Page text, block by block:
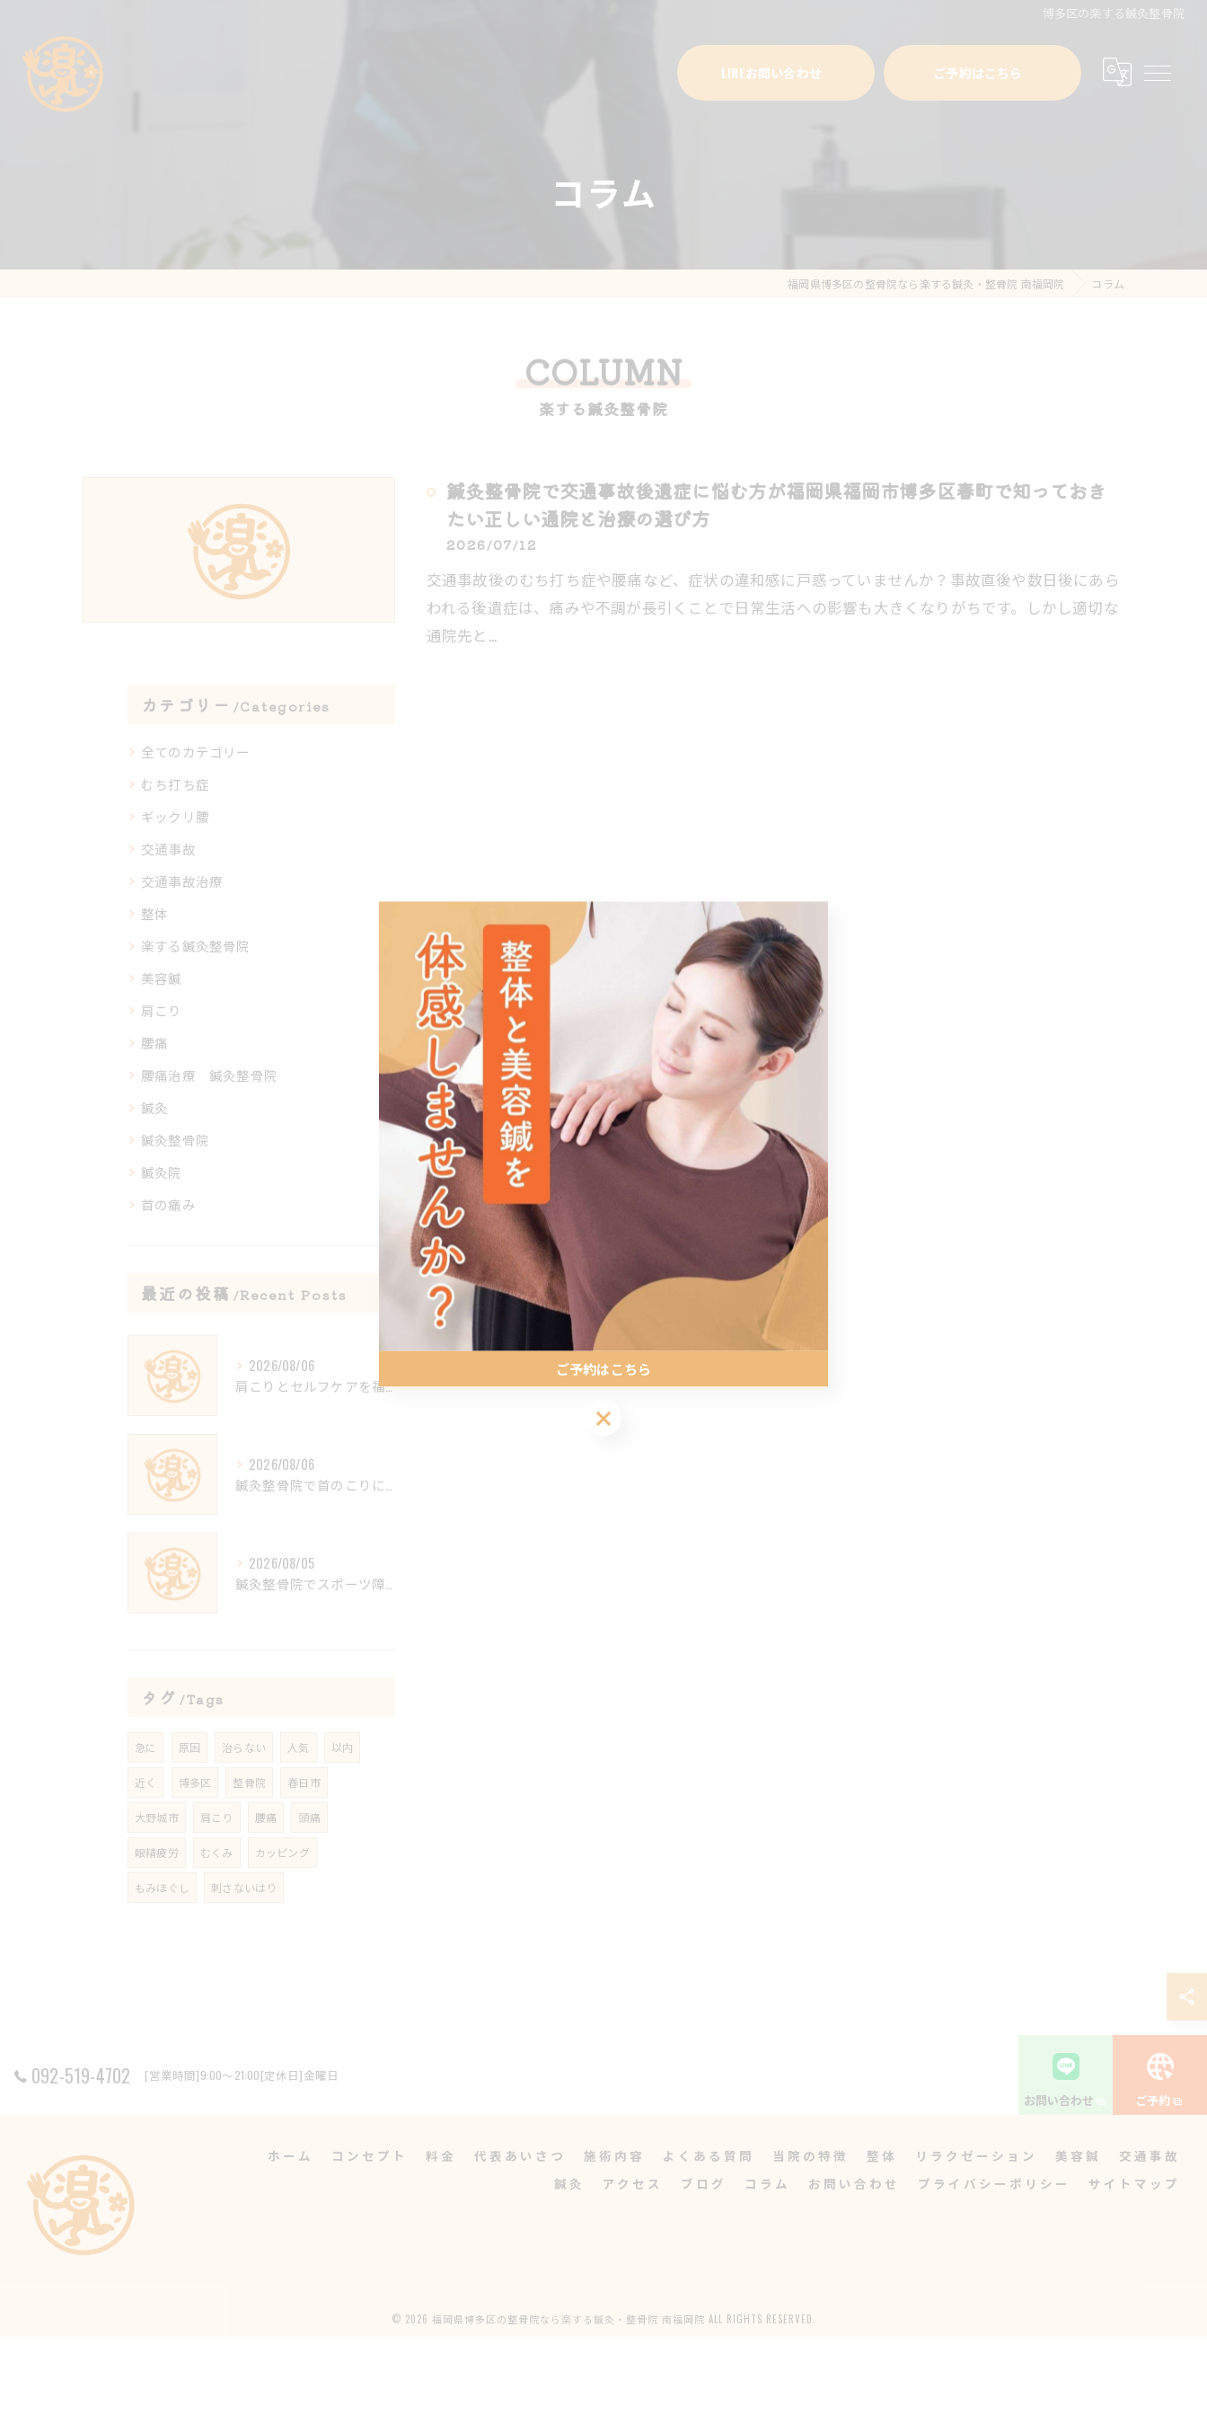
博多区の楽する鍼灸整骨院
LINEお問い合わせ ご予約はこちら
コラム
福岡県博多区の整骨院なら楽する鍼灸・整骨院 南福岡院 コラム
COLUMN
楽する鍼灸整骨院
鍼灸整骨院で交通事故後遺症に悩む方が福岡県福岡市博多区春町で知っておき
たい正しい通院と治療の選び方
2026/07/12
交通事故後のむち打ち症や腰痛など、症状の違和感に戸惑っていませんか？事故直後や数日後にあら
われる後遺症は、痛みや不調が長引くことで日常生活への影響も大きくなりがちです。しかし適切な
通院先と…
カテゴリー Categories
全てのカテゴリー
むち打ち症
ギックリ腰
交通事故
交通事故治療
整体
楽する鍼灸整骨院
美容鍼
肩こり
腰痛
腰痛治療 鍼灸整骨院
鍼灸
鍼灸整骨院
鍼灸院
首の痛み
最近の投稿 Recent Posts
2026/08/06
肩こりとセルフケアを福岡県福岡市博多区西春町で両立する最適な方法と通院計画ガイド
2026/08/06
2026/08/05
タグ Tags
急に 原因 治らない 人気 以内
近く 博多区 整骨院 春日市
大野城市 肩こり 腰痛 頭痛
眼精疲労 むくみ カッピング
もみほぐし 刺さないはり
092-519-4702 [営業時間]9:00～21:00[定休日]金曜日
お問い合わせ ご予約
ホーム コンセプト 料金 代表あいさつ 施術内容 よくある質問 当院の特徴 整体 リラクゼーション 美容鍼
交通事故
鍼灸
アクセス ブログ コラム お問い合わせ プライバシーポリシー サイトマップ
© 2026 福岡県博多区の整骨院なら楽する鍼灸・整骨院 南福岡院 ALL RIGHTS RESERVED.
ご予約はこちら
ご予約はこちら